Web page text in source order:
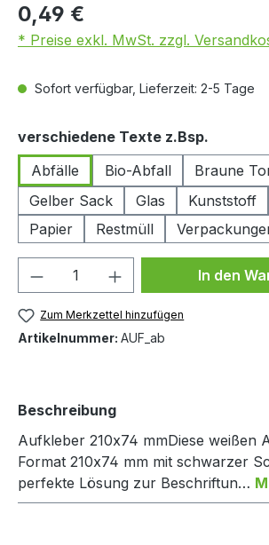
0,49 €
* Preise exkl. MwSt. zzgl.
Sofort verfügbar, Lieferzeit: 2-5 Tage
verschiedene Texte z.Bsp.
Abfälle
Bio-Abfall
Braune
Gelber Sack
Glas Kunststoff
Papier
Restmüll
Produkt Anzahl: Gib den
In den
Zum Merkzettel hinzufügen
Artikelnummer: AUF_ab
Beschreibung
Aufkleber 210x74 mmDiese weißen
Format 210x74 mm mit schwarzer
perfekte Lösung zur Beschriftun…